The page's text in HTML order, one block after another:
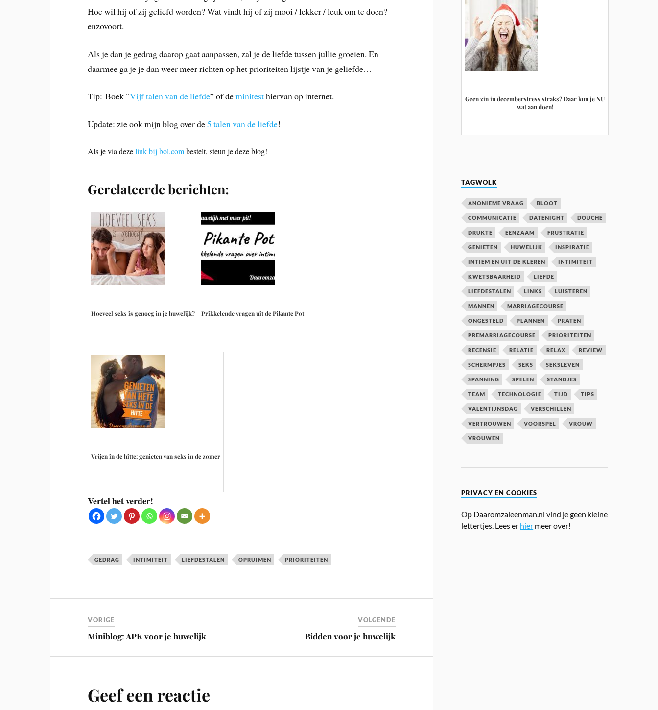
Hoe wil hij of zij geliefd worden? Wat vindt hij of zij mooi / lekker / leuk om te doen?
enzovoort.
Als je dan je gedrag daarop gaat aanpassen, zal je de liefde tussen jullie groeien. En
daarmee ga je je dan weer meer richten op het prioriteiten lijstje van je geliefde…
Tip: Boek “Vijf talen van de liefde” of deminitesthiervan op internet.
Update: zie ook mijn blog over de5 talen van de liefde!
Als je via dezelink bij bol.combestelt, steun je deze blog!
Gerelateerde berichten:
Hoeveel seks is genoeg in je huwelijk? Prikkelende vragen uit de Pikante Pot
Vrijen in de hitte: genieten van seks in de zomer
Vertel het verder!
GEDRAG INTIMITEIT LIEFDESTALEN OPRUIMEN PRIORITEITEN
VORIGE
Miniblog: APK voor je huwelijk
VOLGENDE
Bidden voor je huwelijk
Geef een reactie
Geen zin in decemberstress straks? Daar kun je NU
wat aan doen!
TAGWOLK
ANONIEME VRAAG BLOOT
COMMUNICATIE DATENIGHT DOUCHE
DRUKTE EENZAAM FRUSTRATIE
GENIETEN HUWELIJK INSPIRATIE
INTIEM EN UIT DE KLEREN INTIMITEIT
KWETSBAARHEID LIEFDE
LIEFDESTALEN LINKS LUISTEREN
MANNEN MARRIAGECOURSE
ONGESTELD PLANNEN PRATEN
PREMARRIAGECOURSE PRIORITEITEN
RECENSIE RELATIE RELAX REVIEW
SCHERMPJES SEKS SEKSLEVEN
SPANNING SPELEN STANDJES
TEAM TECHNOLOGIE TIJD TIPS
VALENTIJNSDAG VERSCHILLEN
VERTROUWEN VOORSPEL VROUW
VROUWEN
PRIVACY EN COOKIES
Op Daaromzaleenman.nl vind je geen kleine
lettertjes. Lees er hier meer over!